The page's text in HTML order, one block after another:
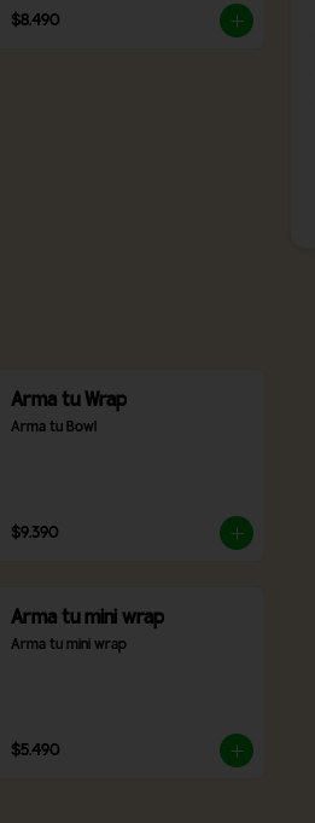
$8.490
Arma tu Wrap
Arma tu Bowl
$9.390
Arma tu mini wrap
Arma tu mini wrap
$5.490